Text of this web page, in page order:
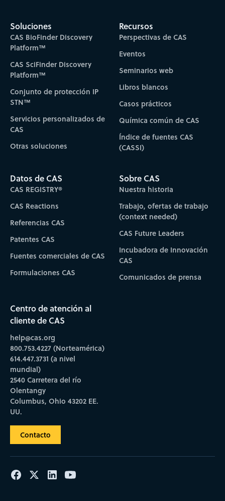
Soluciones
CAS BioFinder Discovery
Platform™
CAS SciFinder Discovery
Platform™
Conjunto de protección IP
STN™
Servicios personalizados de
CAS
Otras soluciones
Recursos
Perspectivas de CAS
Eventos
Seminarios web
Libros blancos
Casos prácticos
Química común de CAS
Índice de fuentes CAS
(CASSI)
Datos de CAS
CAS REGISTRY®
CAS Reactions
Referencias CAS
Patentes CAS
Fuentes comerciales de CAS
Formulaciones CAS
Sobre CAS
Nuestra historia
Trabajo, ofertas de trabajo
(context needed)
CAS Future Leaders
Incubadora de Innovación
CAS
Comunicados de prensa
Centro de atención al
cliente de CAS
help@cas.org
800.753.4227 (Norteamérica)
614.447.3731 (a nivel
mundial)
2540 Carretera del río
Olentangy
Columbus, Ohio 43202 EE.
UU.
Contacto